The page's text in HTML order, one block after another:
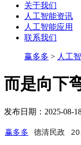
关于我们
人工智能资讯
人工智能应用
联系我们
赢多多 > 人工
而是向下
发布日期：2025-08-
赢多多 德清民政